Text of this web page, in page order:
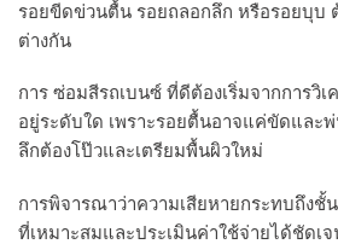
รอยขีดข่วนตื้น รอยถลอกลึก หรือรอยบุบ
ต่างกัน
การ ซ่อมสีรถเบนซ์ ที่ดีต้องเริ่มจากการวิเ
อยู่ระดับใด เพราะรอยตื้นอาจแค่ขัดและ
ลึกต้องโป๊วและเตรียมพื้นผิวใหม่
การพิจารณาว่าความเสียหายกระทบถึงชั้
ที่เหมาะสมและประเมินค่าใช้จ่ายได้ชัดเจ